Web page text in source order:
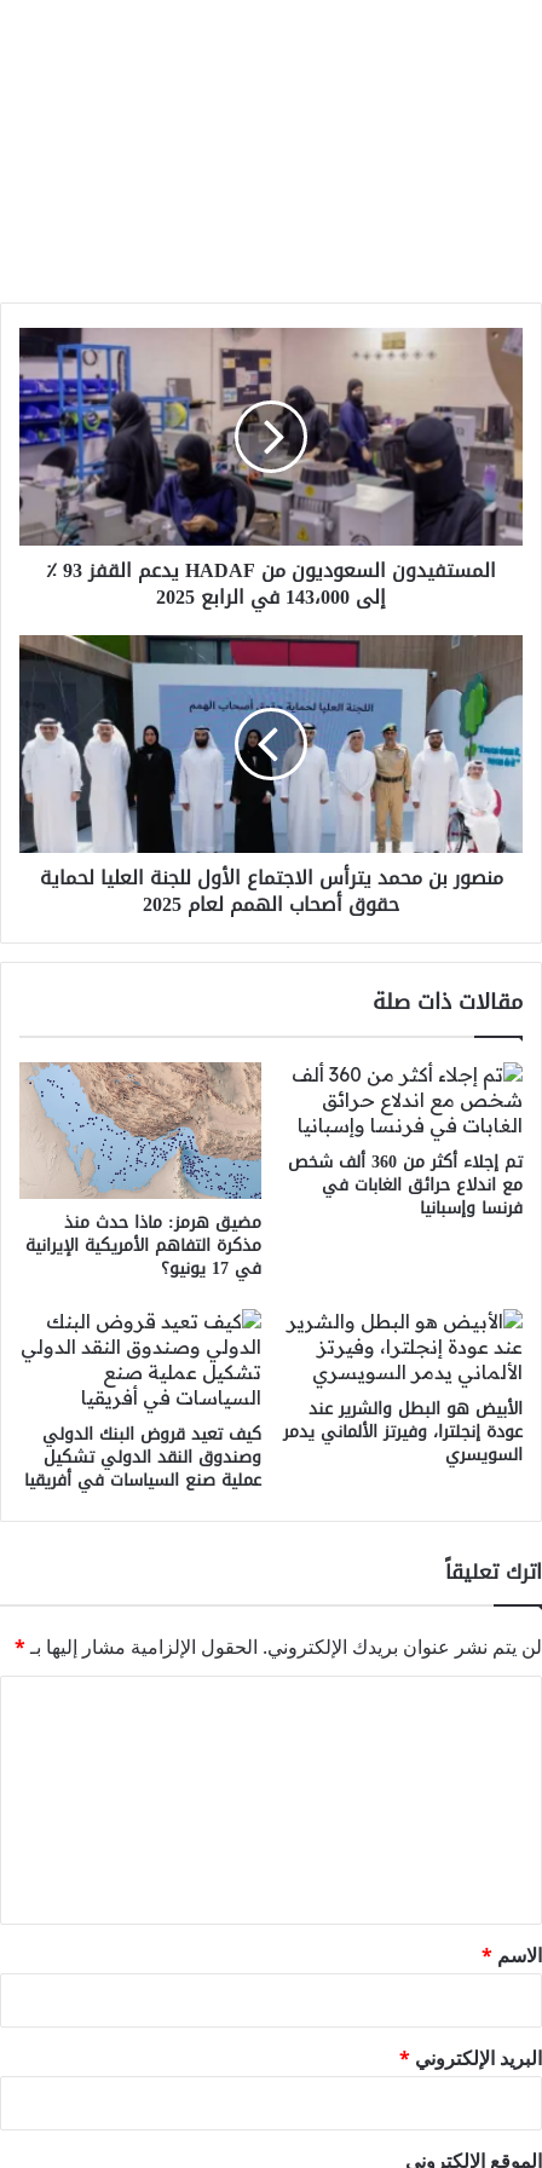
المستفيدون
السعوديون
من
HADAF
يدعم
القفز
93
٪
إلى
143،000
المستفيدون السعوديون من HADAF يدعم القفز 93 ٪
إلى 143،000 في الرابع 2025
محمد
يترأس
الاجتماع
الأول
للجنة
العليا
لحماية
حقوق
لعام
منصور بن محمد يترأس الاجتماع الأول للجنة العليا لحماية
حقوق أصحاب الهمم لعام 2025
مقالات ذات صلة
تم إجلاء أكثر من 360 ألف شخص
مع اندلاع حرائق الغابات في
فرنسا وإسبانيا مضيق هرمز: ماذا حدث منذ
مذكرة التفاهم الأمريكية الإيرانية
في 17 يونيو؟
الأبيض هو البطل والشرير عند
عودة إنجلترا، وفيرتز الألماني يدمر
السويسري
كيف تعيد قروض البنك الدولي
وصندوق النقد الدولي تشكيل
عملية صنع السياسات في أفريقيا
اترك تعليقاً
لن يتم نشر عنوان بريدك الإلكتروني. الحقول الإلزامية مشار إليها بـ*
*
الاسم *
البريد الإلكتروني *
الموقع الإلكتروني